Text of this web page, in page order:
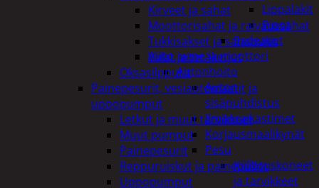
Lippalakit
Pipot
Sadeasut
Auto, vene ja moottori
Autonhoito
Auton
sisäpuhdistus
Ilmanraikastimet
Korjausmaalikynät
Pesu
Kiillotuskoneet
ja tarvikkeet
Kirveet ja sahat
Moottorisahat ja raivaussahat
Tukkisakset ja sahapukit
Viilat ja teräketjut
Oksasilppurit
Painepesurit, vesiautomaatit ja
uppopumput
Letkut ja muut tarvikkeet
Muut pumput
Painepesurit
Reppuruiskut ja painepullot
Uppopumput